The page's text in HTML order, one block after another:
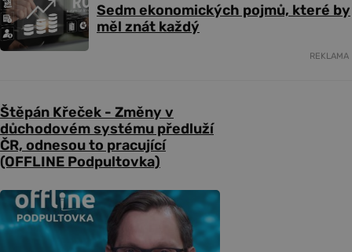
Sedm ekonomických pojmů, které by
měl znát každý
REKLAMA
Štěpán Křeček - Změny v
důchodovém systému předluží
ČR, odnesou to pracující
(OFFLINE Podpultovka)